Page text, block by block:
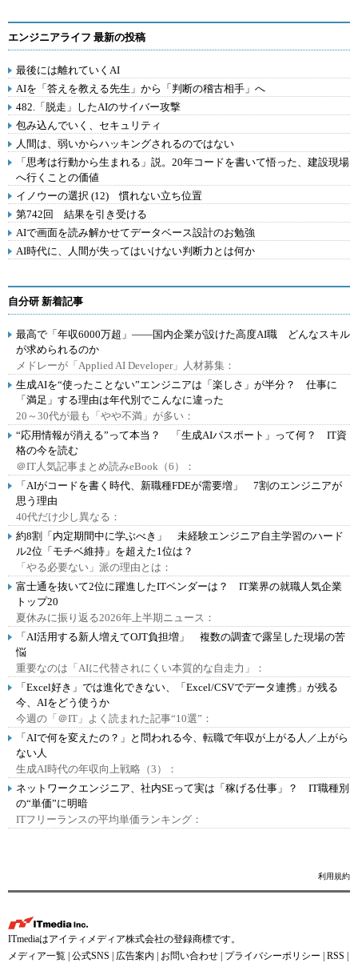
エンジニアライフ 最新の投稿
最後には離れていくAI
AIを「答えを教える先生」から「判断の稽古相手」へ
482.「脱走」したAIのサイバー攻撃
包み込んでいく、セキュリティ
人間は、弱いからハッキングされるのではない
「思考は行動から生まれる」説。20年コードを書いて悟った、建設現場
へ行くことの価値
イノウーの選択 (12) 慣れない立ち位置
第742回 結果を引き受ける
AIで画面を読み解かせてデータベース設計のお勉強
AI時代に、人間が失ってはいけない判断力とは何か
自分研 新着記事
最高で「年収6000万超」――国内企業が設けた高度AI職 どんなスキル
が求められるのか
メドレーが「Applied AI Developer」人材募集：
生成AIを“使ったことない”エンジニアは「楽しさ」が半分？ 仕事に
「満足」する理由は年代別でこんなに違った
20～30代が最も「やや不満」が多い：
“応用情報が消える”って本当？ 「生成AIパスポート」って何？ IT資
格の今を読む
＠IT人気記事まとめ読みeBook（6）：
「AIがコードを書く時代、新職種FDEが需要増」 7割のエンジニアが
思う理由
40代だけ少し異なる：
約8割「内定期間中に学ぶべき」 未経験エンジニア自主学習のハード
ル2位「モチベ維持」を超えた1位は？
「やる必要ない」派の理由とは：
富士通を抜いて2位に躍進したITベンダーは？ IT業界の就職人気企業
トップ20
夏休みに振り返る2026年上半期ニュース：
「AI活用する新人増えてOJT負担増」 複数の調査で露呈した現場の苦
悩
重要なのは「AIに代替されにくい本質的な自走力」：
「Excel好き」では進化できない、「Excel/CSVでデータ連携」が残る
今、AIをどう使うか
今週の「＠IT」よく読まれた記事“10選”：
「AIで何を変えたの？」と問われる今、転職で年収が上がる人／上がら
ない人
生成AI時代の年収向上戦略（3）：
ネットワークエンジニア、社内SEって実は「稼げる仕事」？ IT職種別
の“単価”に明暗
ITフリーランスの平均単価ランキング：
利用規約
ITmediaはアイティメディア株式会社の登録商標です。
メディア一覧 公式SNS 広告案内 お問い合わせ プライバシーポリシー RSS